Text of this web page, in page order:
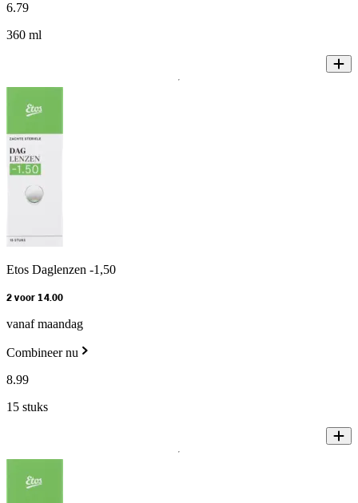
6.79
360 ml
Etos Daglenzen -1,50
2 voor 14.00
vanaf maandag
Combineer nu
8.99
15 stuks